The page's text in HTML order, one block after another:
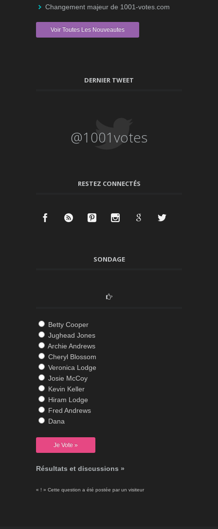
Changement majeur de 1001-votes.com
Voir Toutes Les Nouveautes
DERNIER TWEET
@1001votes
RESTEZ CONNECTÉS
SONDAGE
Betty Cooper
Jughead Jones
Archie Andrews
Cheryl Blossom
Veronica Lodge
Josie McCoy
Kevin Keller
Hiram Lodge
Fred Andrews
Dana
Résultats et discussions »
« ! » Cette question a été postée par un visiteur